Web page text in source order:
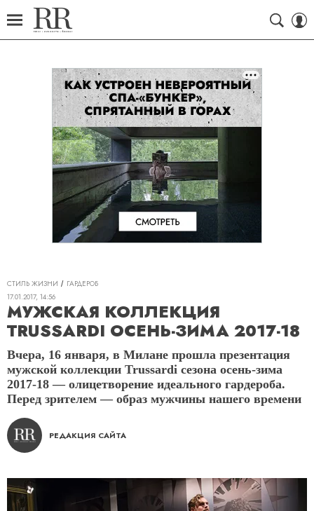
СТИЛЬ ЖИЗНИ
ГАРДЕРОБ
17.01.2017, 14:56
МУЖСКАЯ КОЛЛЕКЦИЯ
TRUSSARDI ОСЕНЬ-ЗИМА 2017-18
Вчера, 16 января, в Милане прошла презентация
мужской коллекции Trussardi сезона осень-зима
2017-18 — олицетворение идеального гардероба.
Перед зрителем — образ мужчины нашего времени
РЕДАКЦИЯ САЙТА